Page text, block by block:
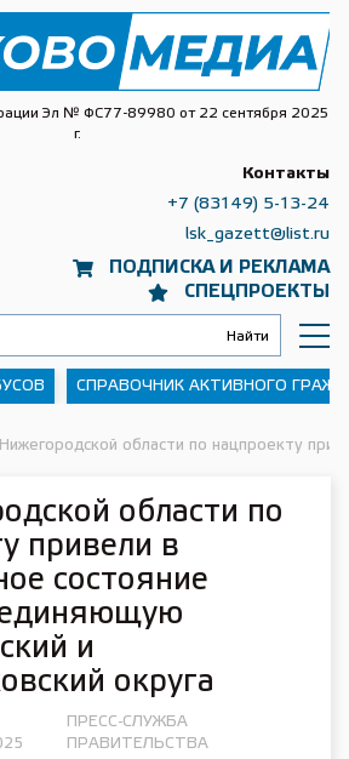
Эл № ФС77-89980 от 22 сентября 2025
г.
ПОДПИСКА И РЕКЛАМА
СПЕЦПРОЕКТЫ
Контакты
+7 (83149) 5-13-24
lsk_gazett@list.ru
СПРАВОЧНИК АКТИВНОГО
области по нацпроекту
области по
привели в
состояние
и
округа
ПРЕСС-СЛУЖБА
ПРАВИТЕЛЬСТВА